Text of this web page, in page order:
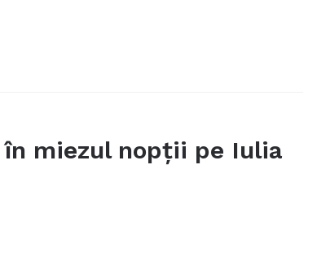
miezul nopţii pe Iulia